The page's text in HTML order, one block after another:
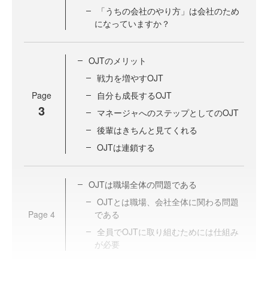
「うちの会社のやり方」は会社のため
になっていますか？
Page
3
OJTのメリット
戦力を増やすOJT
自分も成長するOJT
マネージャへのステップとしてのOJT
後輩はきちんと見てくれる
OJTは連鎖する
Page 4
OJTは職場全体の問題である
OJTとは職場、会社全体に関わる問題
である
全員でOJTに取り組むためには仕組み
が必要